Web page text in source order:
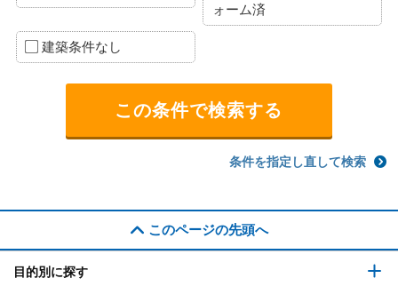
ォーム済
建築条件なし
条件を指定し直して検索
このページの先頭へ
目的別に探す